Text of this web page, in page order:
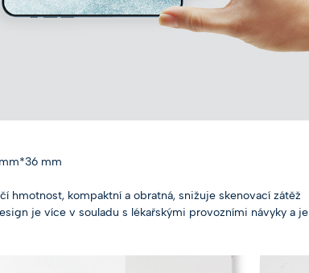
mm
hmotnost, kompaktní a obratná, snižuje skenovací zátěž
je více v souladu s lékařskými provozními návyky a je